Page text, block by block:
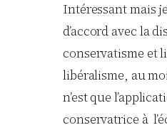
Intéressant mais
d’accord avec la
conservatisme et
libéralisme, au
n’est que
conservatrice à